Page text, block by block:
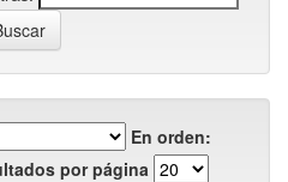
En orden:
por página